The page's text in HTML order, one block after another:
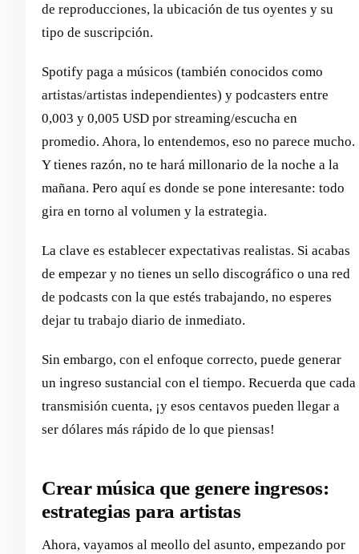
de reproducciones, la ubicación de tus oyentes y su
tipo de suscripción.
Spotify paga a músicos (también conocidos como
artistas/artistas independientes) y podcasters entre
0,003 y 0,005 USD por streaming/escucha en
promedio. Ahora, lo entendemos, eso no parece mucho.
Y tienes razón, no te hará millonario de la noche a la
mañana. Pero aquí es donde se pone interesante: todo
gira en torno al volumen y la estrategia.
La clave es establecer expectativas realistas. Si acabas
de empezar y no tienes un sello discográfico o una red
de podcasts con la que estés trabajando, no esperes
dejar tu trabajo diario de inmediato.
Sin embargo, con el enfoque correcto, puede generar
un ingreso sustancial con el tiempo. Recuerda que cada
transmisión cuenta, ¡y esos centavos pueden llegar a
ser dólares más rápido de lo que piensas!
Crear música que genere ingresos:
estrategias para artistas
Ahora, vayamos al meollo del asunto, empezando por